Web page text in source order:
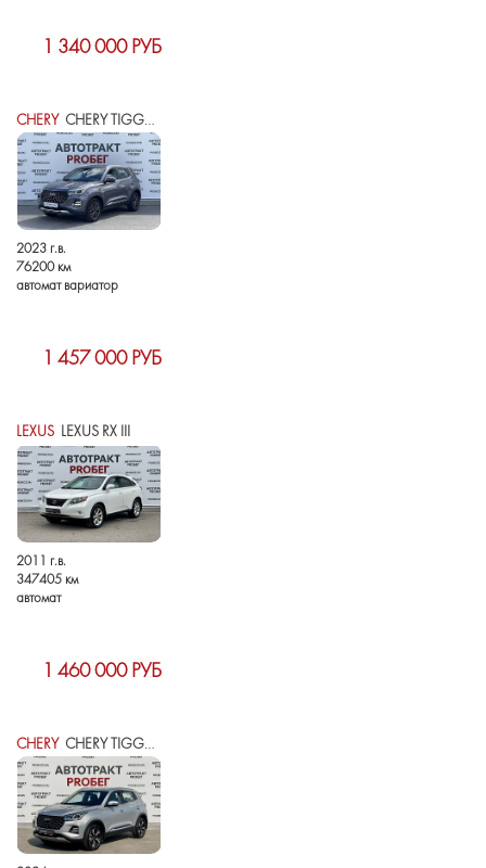
1 340 000 РУБ
CHERY CHERY TIGGO 4 PRO I РЕСТАЙЛИНГ
2023 г.в.
76200 км
автомат вариатор
1 457 000 РУБ
LEXUS LEXUS RX III
2011 г.в.
347405 км
автомат
1 460 000 РУБ
CHERY CHERY TIGGO 4 PRO I РЕСТАЙЛИНГ